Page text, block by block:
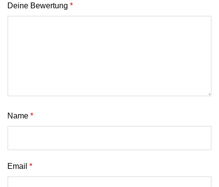
Deine Bewertung *
Name *
Email *